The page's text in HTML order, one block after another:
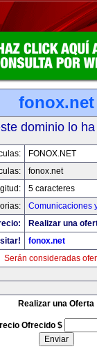
fonox.net
dominio lo
FONOX.NET
fonox.net
5 caracteres
Comunicaciones
Realizar una
fonox.net
Serán consideradas
Realizar una Oferta
Ofrecido $